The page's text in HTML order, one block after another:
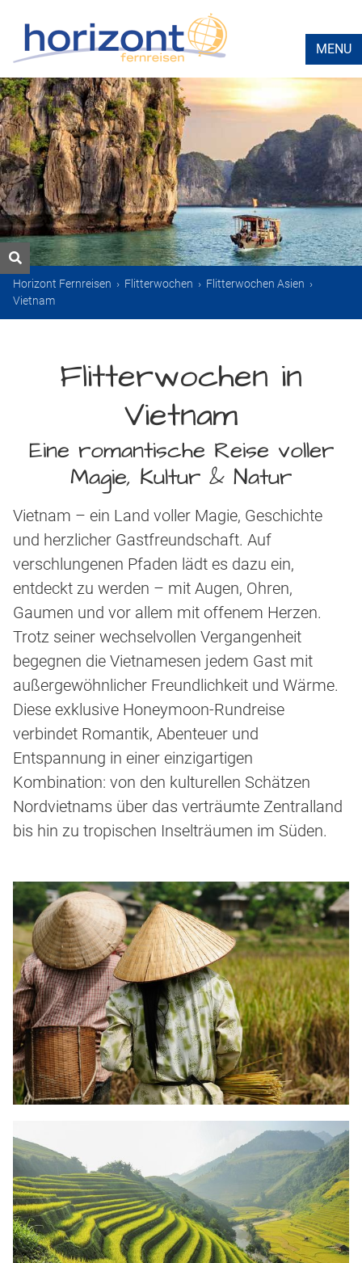
MENU
Horizont Fernreisen › Flitterwochen › Flitterwochen Asien ›
Vietnam
Flitterwochen in
Vietnam
Eine romantische Reise voller
Magie, Kultur & Natur
Vietnam – ein Land voller Magie, Geschichte
und herzlicher Gastfreundschaft. Auf
verschlungenen Pfaden lädt es dazu ein,
entdeckt zu werden – mit Augen, Ohren,
Gaumen und vor allem mit offenem Herzen.
Trotz seiner wechselvollen Vergangenheit
begegnen die Vietnamesen jedem Gast mit
außergewöhnlicher Freundlichkeit und Wärme.
Diese exklusive Honeymoon-Rundreise
verbindet Romantik, Abenteuer und
Entspannung in einer einzigartigen
Kombination: von den kulturellen Schätzen
Nordvietnams über das verträumte Zentralland
bis hin zu tropischen Inselträumen im Süden.